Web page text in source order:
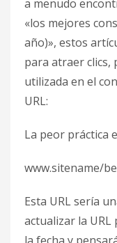
a menudo
«los mejores
año)», estos
para atraer clics,
utilizada en el
URL:
La peor práctica
www.sitename/
Esta URL sería
actualizar la URL